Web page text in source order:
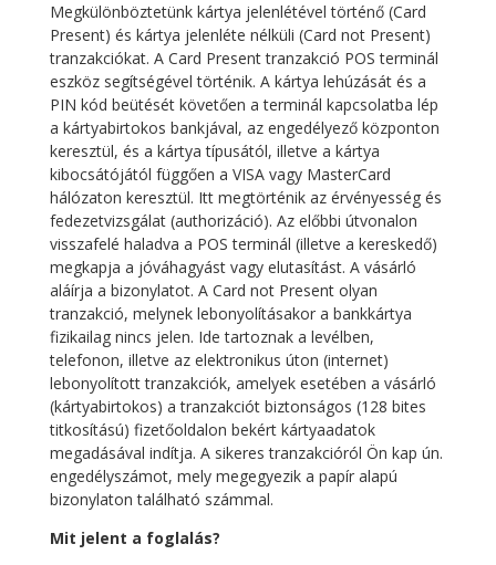
Megkülönböztetünk kártya jelenlétével történő (Card
Present) és kártya jelenléte nélküli (Card not Present)
tranzakciókat. A Card Present tranzakció POS terminál
eszköz segítségével történik. A kártya lehúzását és a
PIN kód beütését követően a terminál kapcsolatba lép
a kártyabirtokos bankjával, az engedélyező központon
keresztül, és a kártya típusától, illetve a kártya
kibocsátójától függően a VISA vagy MasterCard
hálózaton keresztül. Itt megtörténik az érvényesség és
fedezetvizsgálat (authorizáció). Az előbbi útvonalon
visszafelé haladva a POS terminál (illetve a kereskedő)
megkapja a jóváhagyást vagy elutasítást. A vásárló
aláírja a bizonylatot. A Card not Present olyan
tranzakció, melynek lebonyolításakor a bankkártya
fizikailag nincs jelen. Ide tartoznak a levélben,
telefonon, illetve az elektronikus úton (internet)
lebonyolított tranzakciók, amelyek esetében a vásárló
(kártyabirtokos) a tranzakciót biztonságos (128 bites
titkosítású) fizetőoldalon bekért kártyaadatok
megadásával indítja. A sikeres tranzakcióról Ön kap ún.
engedélyszámot, mely megegyezik a papír alapú
bizonylaton található számmal.
Mit jelent a foglalás?